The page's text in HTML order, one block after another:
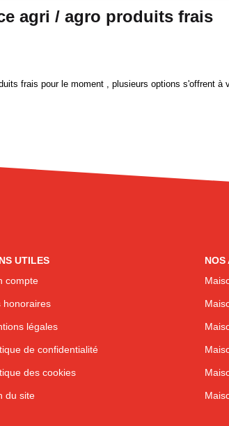
agri / agro produits frais
frais pour le moment , plusieurs options s'offrent à
UTILES
compte
honoraires
légales
de confidentialité
des cookies
du site
NOS